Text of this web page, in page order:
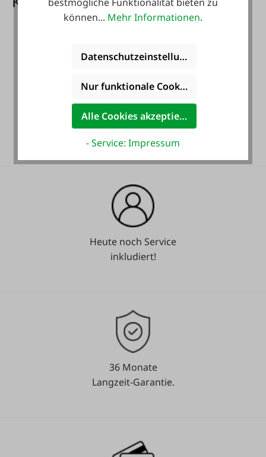
Gratis Versand für ein
ganzes Jahr! *
Heute noch Service
inkludiert!
36 Monate
Langzeit-Garantie.
bestmögliche Funktionalität bieten zu
können... Mehr Informationen.
Datenschutzeinstellungen
Nur funktionale Cookies akzeptieren
Alle Cookies akzeptieren
- Service: Impressum